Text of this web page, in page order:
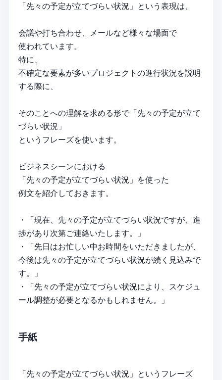
「先々の予定が立てづらい状況」という表現は、
会議や打ち合わせ、メールなど様々な場面で
使われています。
特に、
不確定な要素が多いプロジェクトの進行状況を説明
する際に、
そのことへの理解を求める形で「先々の予定が立て
づらい状況」
というフレーズを使います。
ビジネスシーンにおける
「先々の予定が立てづらい状況」を使った
例文を紹介しておきます。
・「現在、先々の予定が立てづらい状況ですが、進
捗があり次第ご連絡いたします。」
・「先日はお忙しい中お時間をいただきましたが、
今後は先々の予定が立てづらい状況が続く見込みで
す。」
・「先々の予定が立てづらい状況により、スケジュ
ール調整が必要となるかもしれません。」
手紙
「先々の予定が立てづらい状況」というフレーズ